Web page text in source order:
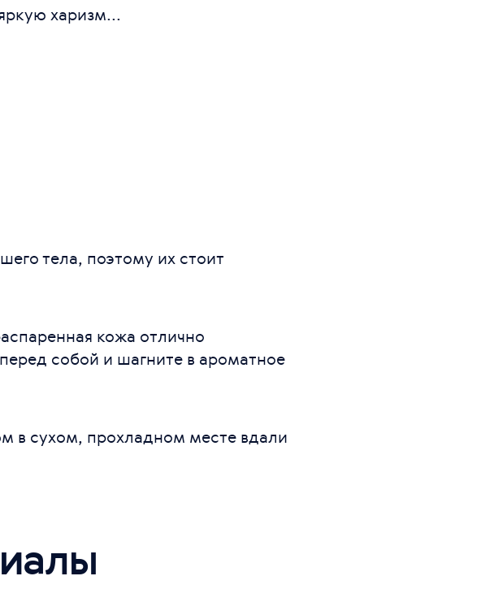
харизм...
тела, поэтому их стоит
кожа отлично
собой и шагните в ароматное
в сухом, прохладном месте вдали